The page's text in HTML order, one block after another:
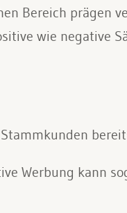
Bereich prägen
wie negative
Werbung kann